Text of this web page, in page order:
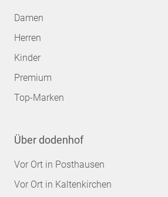
Damen
Herren
Kinder
Premium
Top-Marken
Über dodenhof
Vor Ort in Posthausen
Vor Ort in Kaltenkirchen